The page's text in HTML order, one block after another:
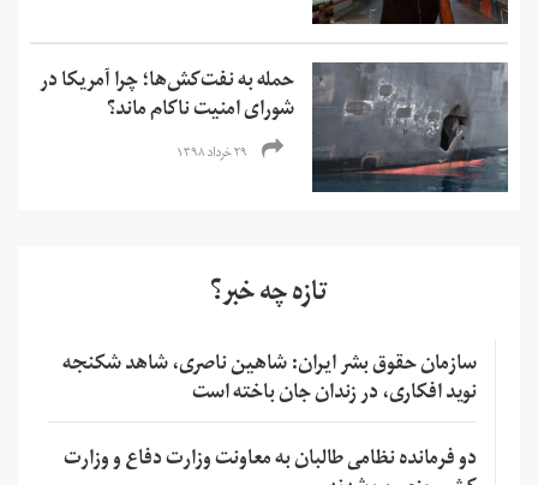
حمله به نفت‌کش‌ها؛ چرا آمریکا در
شورای امنیت ناکام ماند؟
۲۹ خرداد ۱۳۹۸
تازه چه خبر؟
سازمان حقوق بشر ایران: شاهین ناصری، شاهد شکنجه
نوید افکاری، در زندان جان باخته است
دو فرمانده نظامی طالبان به معاونت وزارت دفاع و وزارت